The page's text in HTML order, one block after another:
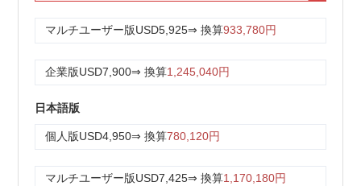
マルチユーザー版USD5,925⇒ 換算933,780円
企業版USD7,900⇒ 換算1,245,040円
日本語版
個人版USD4,950⇒ 換算780,120円
マルチユーザー版USD7,425⇒ 換算1,170,180円